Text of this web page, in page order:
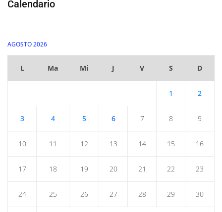
Calendario
AGOSTO 2026
L Ma Mi J V S D
1 2
3 4 5 6 7 8 9
10 11 12 13 14 15 16
17 18 19 20 21 22 23
24 25 26 27 28 29 30